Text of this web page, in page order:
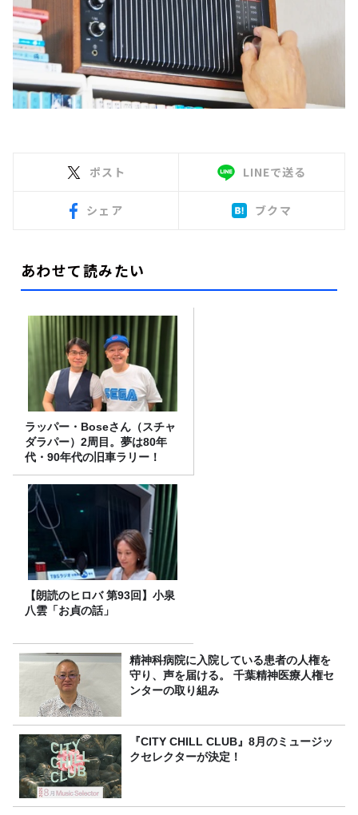
ポスト LINEで送る
シェア ブクマ
あわせて読みたい
ラッパー・Boseさん（スチャ
ダラパー）2周目。夢は80年
代・90年代の旧車ラリー！
【朗読のヒロバ 第93回】小泉
八雲「お貞の話」
精神科病院に入院している患者の人権を
守り、声を届ける。 千葉精神医療人権セ
ンターの取り組み
『CITY CHILL CLUB』8月のミュージッ
クセレクターが決定！